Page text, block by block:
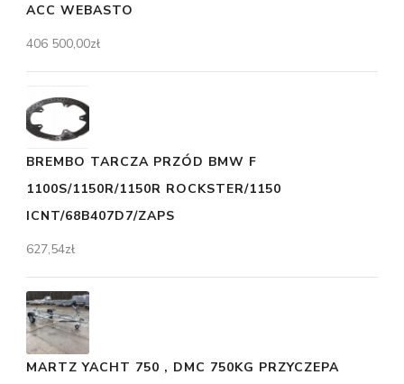
ACC WEBASTO
406 500,00zł
BREMBO TARCZA PRZÓD BMW F
1100S/1150R/1150R ROCKSTER/1150
ICNT/68B407D7/ZAPS
627,54zł
MARTZ YACHT 750 , DMC 750KG PRZYCZEPA